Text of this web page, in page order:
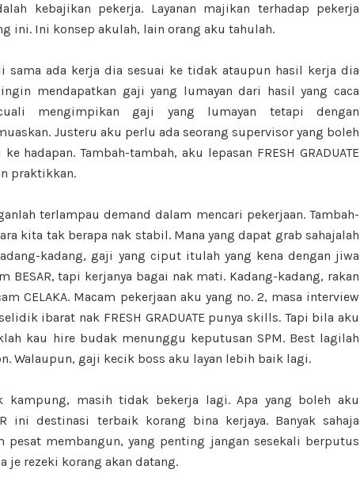
kebajikan pekerja. Layanan majikan terhadap pekerja
ini. Ini konsep akulah, lain orang aku tahulah.
sama ada kerja dia sesuai ke tidak ataupun hasil kerja dia
mendapatkan gaji yang lumayan dari hasil yang caca
mengimpikan gaji yang lumayan tetapi dengan
Justeru aku perlu ada seorang supervisor yang boleh
Tambah-tambah, aku lepasan FRESH GRADUATE
praktikkan.
terlampau demand dalam mencari pekerjaan. Tambah-
kita tak berapa nak stabil. Mana yang dapat grab sahajalah
kadang, gaji yang ciput itulah yang kena dengan jiwa
BESAR, tapi kerjanya bagai nak mati. Kadang-kadang, rakan
CELAKA. Macam pekerjaan aku yang no. 2, masa interview
ibarat nak FRESH GRADUATE punya skills. Tapi bila aku
kau hire budak menunggu keputusan SPM. Best lagilah
Walaupun, gaji kecik boss aku layan lebih baik lagi.
kampung, masih tidak bekerja lagi. Apa yang boleh aku
ini destinasi terbaik korang bina kerjaya. Banyak sahaja
pesat membangun, yang penting jangan sesekali berputus
je rezeki korang akan datang.